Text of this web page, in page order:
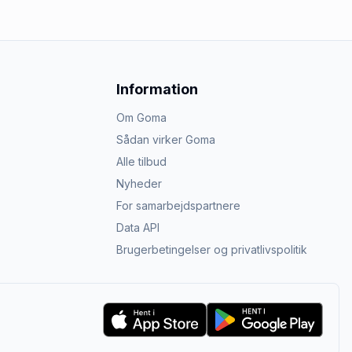
Information
Om Goma
Sådan virker Goma
Alle tilbud
Nyheder
For samarbejdspartnere
Data API
Brugerbetingelser og privatlivspolitik